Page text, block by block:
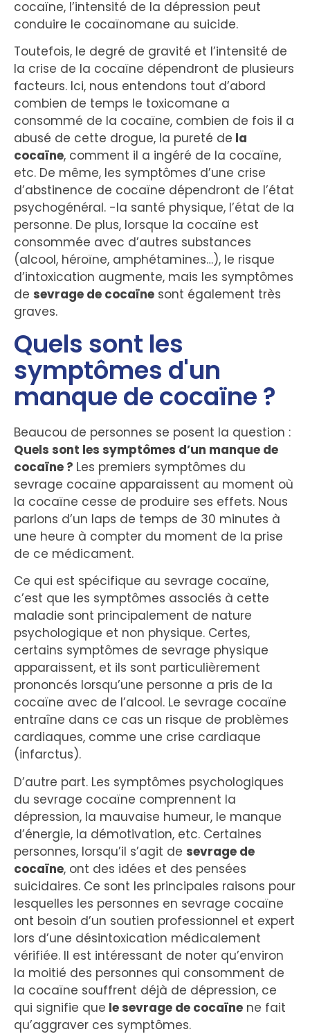
cocaïne, l’intensité de la dépression peut
conduire le cocaïnomane au suicide.
Toutefois, le degré de gravité et l’intensité de
la crise de la cocaïne dépendront de plusieurs
facteurs. Ici, nous entendons tout d’abord
combien de temps le toxicomane a
consommé de la cocaïne, combien de fois il a
abusé de cette drogue, la pureté de la
cocaïne, comment il a ingéré de la cocaïne,
etc. De même, les symptômes d’une crise
d’abstinence de cocaïne dépendront de l’état
psychogénéral. -la santé physique, l’état de la
personne. De plus, lorsque la cocaïne est
consommée avec d’autres substances
(alcool, héroïne, amphétamines…), le risque
d’intoxication augmente, mais les symptômes
de sevrage de cocaïne sont également très
graves.
Quels sont les
symptômes d'un
manque de cocaïne ?
Beaucou de personnes se posent la question :
Quels sont les symptômes d’un manque de
cocaïne ? Les premiers symptômes du
sevrage cocaïne apparaissent au moment où
la cocaïne cesse de produire ses effets. Nous
parlons d’un laps de temps de 30 minutes à
une heure à compter du moment de la prise
de ce médicament.
Ce qui est spécifique au sevrage cocaïne,
c’est que les symptômes associés à cette
maladie sont principalement de nature
psychologique et non physique. Certes,
certains symptômes de sevrage physique
apparaissent, et ils sont particulièrement
prononcés lorsqu’une personne a pris de la
cocaïne avec de l’alcool. Le sevrage cocaïne
entraîne dans ce cas un risque de problèmes
cardiaques, comme une crise cardiaque
(infarctus).
D’autre part. Les symptômes psychologiques
du sevrage cocaïne comprennent la
dépression, la mauvaise humeur, le manque
d’énergie, la démotivation, etc. Certaines
personnes, lorsqu’il s’agit de sevrage de
cocaïne, ont des idées et des pensées
suicidaires. Ce sont les principales raisons pour
lesquelles les personnes en sevrage cocaïne
ont besoin d’un soutien professionnel et expert
lors d’une désintoxication médicalement
vérifiée. Il est intéressant de noter qu’environ
la moitié des personnes qui consomment de
la cocaïne souffrent déjà de dépression, ce
qui signifie que le sevrage de cocaïne ne fait
qu’aggraver ces symptômes.